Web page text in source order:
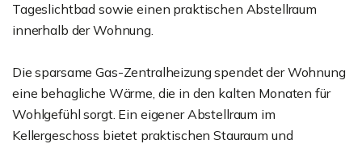
Tageslichtbad sowie einen praktischen Abstellraum
innerhalb der Wohnung.
Die sparsame Gas-Zentralheizung spendet der Wohnung
eine behagliche Wärme, die in den kalten Monaten für
Wohlgefühl sorgt. Ein eigener Abstellraum im
Kellergeschoss bietet praktischen Stauraum und